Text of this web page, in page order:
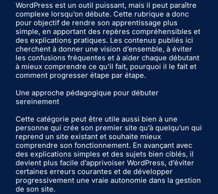
WordPress est un outil puissant, mais il peut paraître
complexe lorsqu’on débute. Cette rubrique a donc
pour objectif de rendre son apprentissage plus
simple, en apportant des repères compréhensibles et
des explications pratiques. Les contenus publiés ici
cherchent à donner une vision d’ensemble, à éviter
les confusions fréquentes et à aider chaque débutant
à mieux comprendre ce qu’il fait, pourquoi il le fait et
comment progresser étape par étape.
Une approche pédagogique pour débuter
sereinement
Cette catégorie peut être utile aussi bien à une
personne qui crée son premier site qu’à quelqu’un qui
reprend un site existant et souhaite mieux
comprendre son fonctionnement. En avançant avec
des explications simples et des sujets bien ciblés, il
devient plus facile d’apprivoiser WordPress, d’éviter
certaines erreurs courantes et de développer
progressivement une vraie autonomie dans la gestion
de son site.